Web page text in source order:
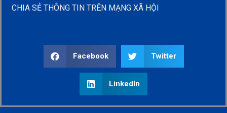
CHIA SẺ THÔNG TIN TRÊN MẠNG XÃ HỘI
Facebook Twitter
LinkedIn